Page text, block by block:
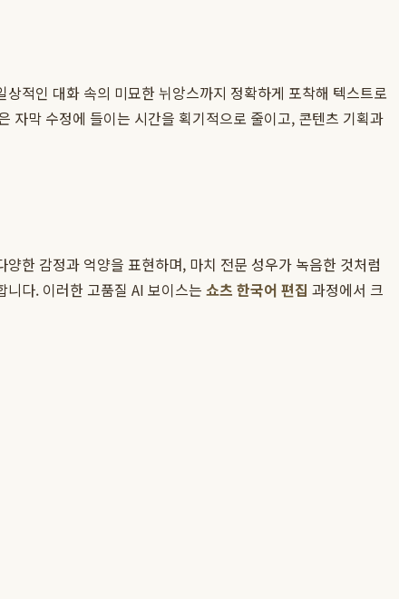
적인 대화 속의 미묘한 뉘앙스까지 정확하게 포착해 텍스트로
자막 수정에 들이는 시간을 획기적으로 줄이고, 콘텐츠 기획과
한 감정과 억양을 표현하며, 마치 전문 성우가 녹음한 것처럼
다. 이러한 고품질 AI 보이스는 쇼츠 한국어 편집 과정에서 크